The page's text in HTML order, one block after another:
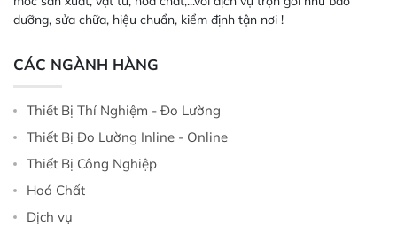
dưỡng, sửa chữa, hiệu chuẩn, kiểm định tận nơi !
CÁC NGÀNH HÀNG
Thiết Bị Thí Nghiệm - Đo Lường
Thiết Bị Đo Lường Inline - Online
Thiết Bị Công Nghiệp
Hoá Chất
Dịch vụ